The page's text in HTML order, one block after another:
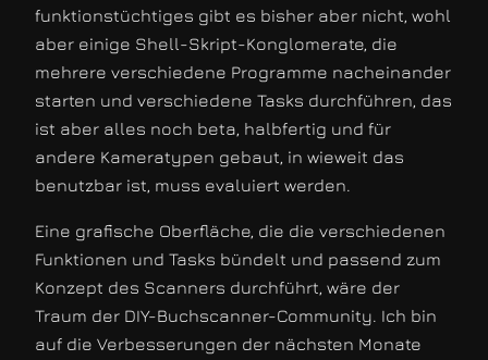
funktionstüchtiges gibt es bisher aber nicht, wohl
aber einige Shell-Skript-Konglomerate, die
mehrere verschiedene Programme nacheinander
starten und verschiedene Tasks durchführen, das
ist aber alles noch beta, halbfertig und für
andere Kameratypen gebaut, in wieweit das
benutzbar ist, muss evaluiert werden.
Eine grafische Oberfläche, die die verschiedenen
Funktionen und Tasks bündelt und passend zum
Konzept des Scanners durchführt, wäre der
Traum der DIY-Buchscanner-Community. Ich bin
auf die Verbesserungen der nächsten Monate